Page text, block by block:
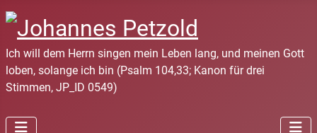
Ich will dem Herrn singen mein Leben lang, und meinen Gott
loben, solange ich bin (Psalm 104,33; Kanon für drei
Stimmen, JP_ID 0549)